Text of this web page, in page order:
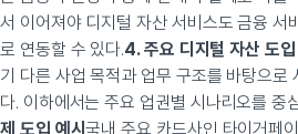
서 이어져야 디지털 자산 서비스도 금융
로 연동할 수 있다.4. 주요 디지털 자산 도
기 다른 사업 목적과 업무 구조를 바탕으
다. 이하에서는 주요 업권별 시나리오를
제 도입 예시국내 주요 카드사인 타이거페